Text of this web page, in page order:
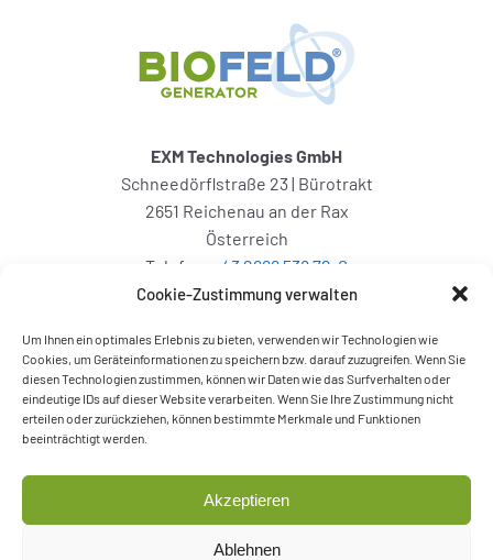
Cookie-Zustimmung verwalten
Um Ihnen ein optimales Erlebnis zu bieten, verwenden wir Technologien wie
Cookies, um Geräteinformationen zu speichern bzw. darauf zuzugreifen. Wenn Sie
diesen Technologien zustimmen, können wir Daten wie das Surfverhalten oder
eindeutige IDs auf dieser Website verarbeiten. Wenn Sie Ihre Zustimmung nicht
erteilen oder zurückziehen, können bestimmte Merkmale und Funktionen
beeinträchtigt werden.
Akzeptieren
Ablehnen
EXM Technologies GmbH
Schneedörflstraße 23 | Bürotrakt
2651 Reichenau an der Rax
Österreich
Telefon:
+43 2666 538 72-0
Mail:info@biofeld-generator.com
Sprachauswahl